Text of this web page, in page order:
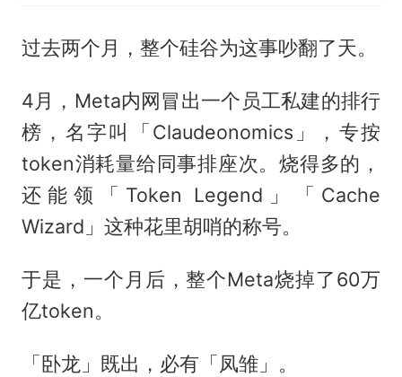
过去两个月，整个硅谷为这事吵翻了天。
4月，Meta内网冒出一个员工私建的排行
榜，名字叫「Claudeonomics」，专按
token消耗量给同事排座次。烧得多的，
还能领「Token Legend」「Cache
Wizard」这种花里胡哨的称号。
于是，一个月后，整个Meta烧掉了60万
亿token。
「卧龙」既出，必有「凤雏」。